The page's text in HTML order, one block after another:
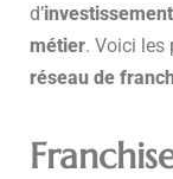
d’
métier. Voici les
réseau de